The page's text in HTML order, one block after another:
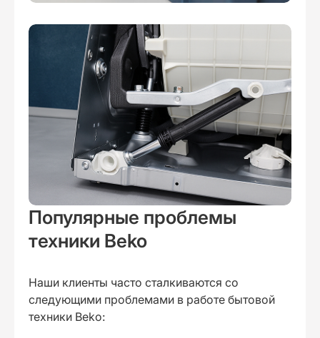
Популярные проблемы
техники Beko
Наши клиенты часто сталкиваются со
следующими проблемами в работе бытовой
техники Beko: